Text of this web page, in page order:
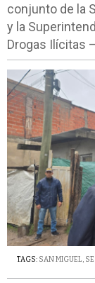
conjunto de la
y la
Drogas Ilícitas
TAGS: SAN MIGUEL,